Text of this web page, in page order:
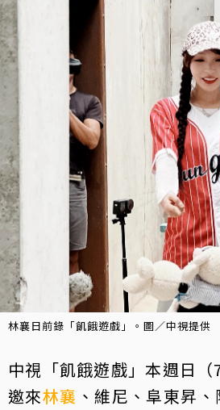
林襄日前錄「飢餓遊戲」。圖／中視提供
中視「飢餓遊戲」本週日
邀來林襄 、維尼、阜東昇